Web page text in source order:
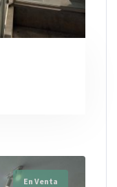
En Venta